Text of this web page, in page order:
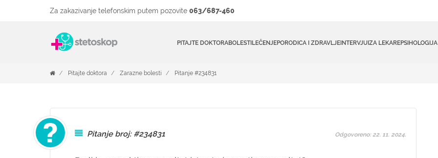
Za zakazivanje telefonskim putem pozovite 063/687-460
PITAJTE DOKTORABOLESTILEČENJEPORODICA I ZDRAVLJEINTERVJUIZA LEKAREPSIHOLOGIJA
Pitajte doktora Zarazne bolesti Pitanje #234831
Pitanje broj: #234831 Odgovoreno: 22. 11. 2024.